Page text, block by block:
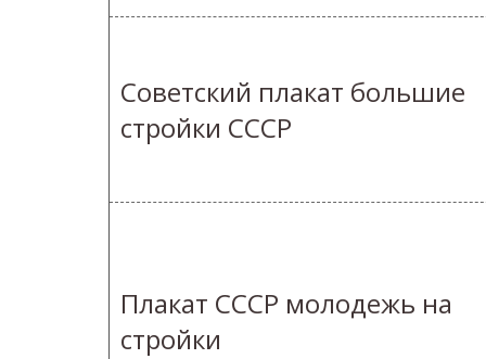
Советский плакат большие
стройки СССР
Плакат СССР молодежь на
стройки